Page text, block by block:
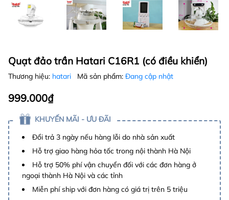
Quạt đảo trần Hatari C16R1 (có điều khiển)
Thương hiệu: hatari Mã sản phẩm: Đang cập nhật
999.000₫
KHUYẾN MÃI - ƯU ĐÃI
Đổi trả 3 ngày nếu hàng lỗi do nhà sản xuất
Hỗ trợ giao hàng hỏa tốc trong nội thành Hà Nội
Hỗ trợ 50% phí vận chuyển đối với các đơn hàng ở
ngoại thành Hà Nội và các tỉnh
Miễn phí ship với đơn hàng có giá trị trên 5 triệu